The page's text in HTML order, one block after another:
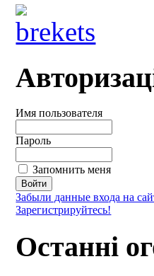
Имя пользователя
Пароль
Запомнить меня
Забыли данные входа на
Зарегистрируйтесь!
Останні